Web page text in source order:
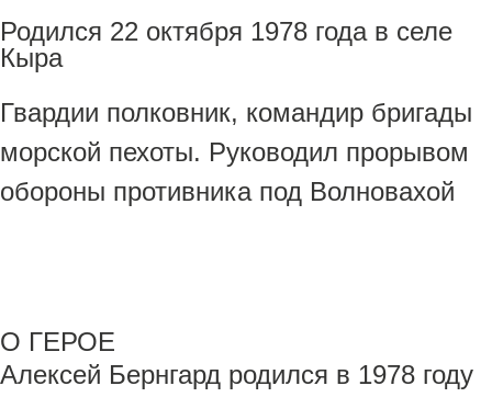
Родился 22 октября 1978 года в селе
Кыра
Гвардии полковник, командир бригады
морской пехоты. Руководил прорывом
обороны противника под Волновахой
О ГЕРОЕ
Алексей Бернгард родился в 1978 году